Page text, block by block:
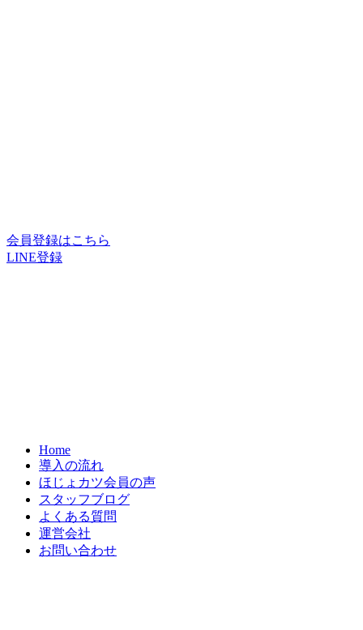
会員登録はこちら
LINE登録
Home
導入の流れ
ほじょカツ会員の声
スタッフブログ
よくある質問
運営会社
お問い合わせ